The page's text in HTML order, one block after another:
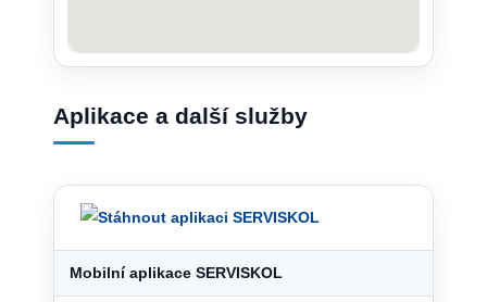
Aplikace a další služby
Mobilní aplikace SERVISKOL